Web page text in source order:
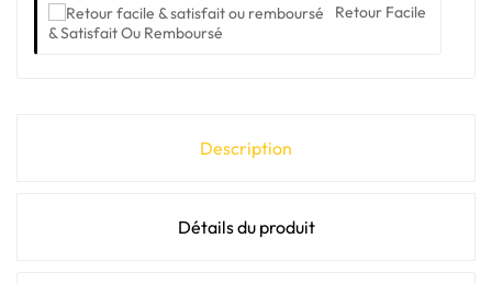
Retour Facile
& Satisfait Ou Remboursé
Description
Détails du produit